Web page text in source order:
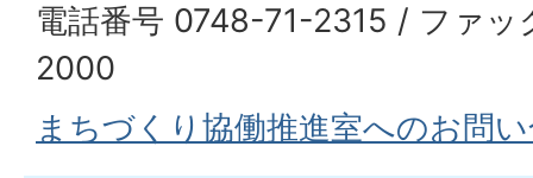
電話番号 0748-71-2315 / ファ
2000
まちづくり協働推進室へのお問